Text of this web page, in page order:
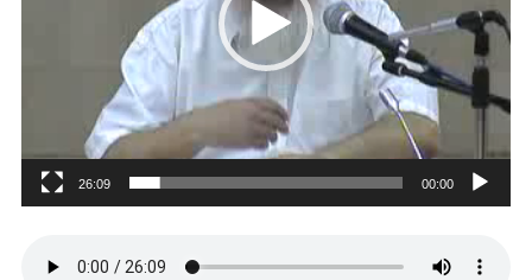
00:00
26:09